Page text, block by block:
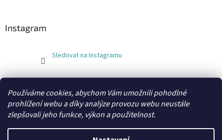
Používáme cookies, abychom Vám umožnili pohodlné
prohlížení webu a díky analýze provozu webu neustále
zlepšovali jeho funkce, výkon a použitelnost.
Instagram
Sledovat na Instagramu